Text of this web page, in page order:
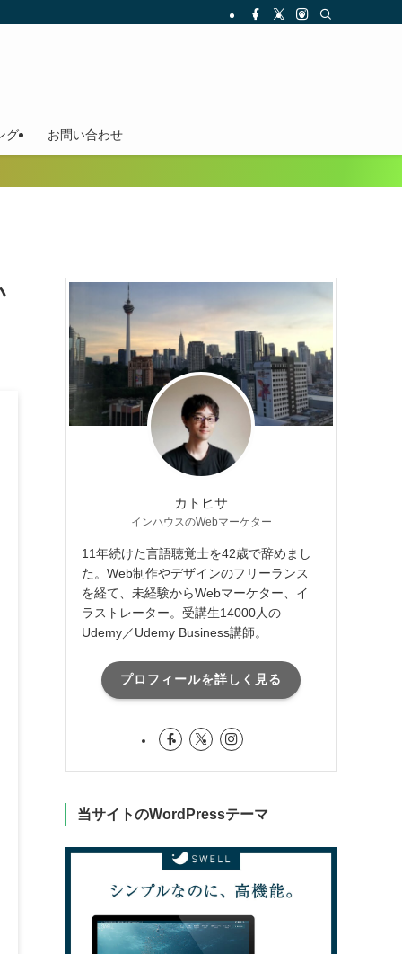
グ お問い合わせ
カトヒサ
インハウスのWebマーケター
11年続けた言語聴覚士を42歳で辞めまし
た。Web制作やデザインのフリーランス
を経て、未経験からWebマーケター、イ
ラストレーター。受講生14000人の
Udemy／Udemy Business講師。
プロフィールを詳しく見る
当サイトのWordPressテーマ